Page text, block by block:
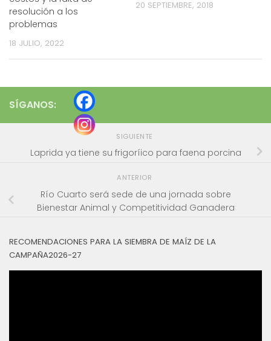
resolución a los
problemas
18 JULIO, 2022
20 SEPTIEMBRE, 2018
SÍGANOS:
SIGUIENTE
Laprida ya tiene su frigoríico para faena porcina
ANTERIOR
Río Cuarto será sede de una jornada sobre
Bienestar Animal y Competitividad Ganadera
RECOMENDACIONES PARA LA SIEMBRA DE MAÍZ DE LA
CAMPAÑA2026-27